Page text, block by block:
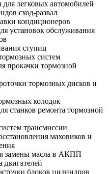
для легковых автомобилей
сход-развал
кондиционеров
установок обслуживания
ступиц
систем
прокачки тормозной
тормозных дисков и
колодок
станков ремонта тормозной
трансмиссии
маховиков и
замены масла в АКПП
двигателей
блоков цилиндров